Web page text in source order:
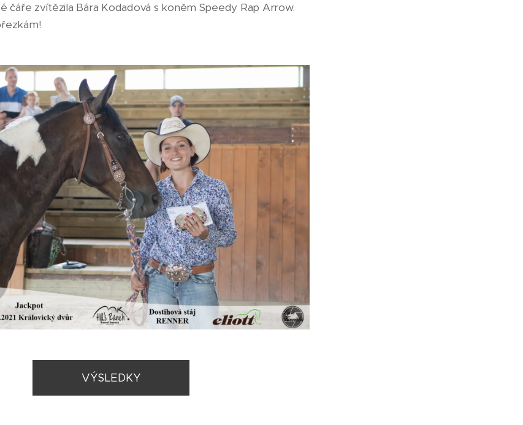
čáře zvítězila Bára Kodadová s koněm Speedy Rap Arrow.
VÝSLEDKY